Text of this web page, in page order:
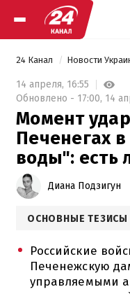
24 Канал Новости
14 апреля, 16:55
Обновлено - 17:00, 14
Момент
Печенегах
воды": есть
Диана Подзигун
ОСНОВНЫЕ ТЕЗИСЫ
Российские
Печенежскую
управляемыми